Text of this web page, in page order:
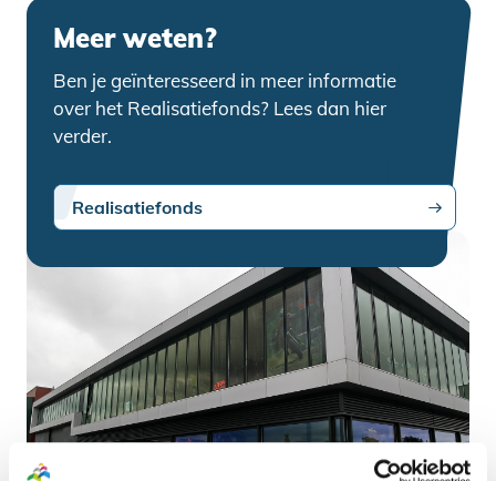
Meer weten?
Ben je geïnteresseerd in meer informatie
over het Realisatiefonds? Lees dan hier
verder.
Realisatiefonds